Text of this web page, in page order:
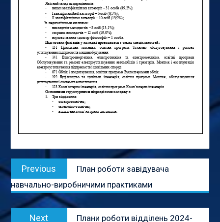
Навігація
записів
Previous
post:
План роботи завідувача
навчально-виробничими практиками
Next
Плани роботи відділень 2024-